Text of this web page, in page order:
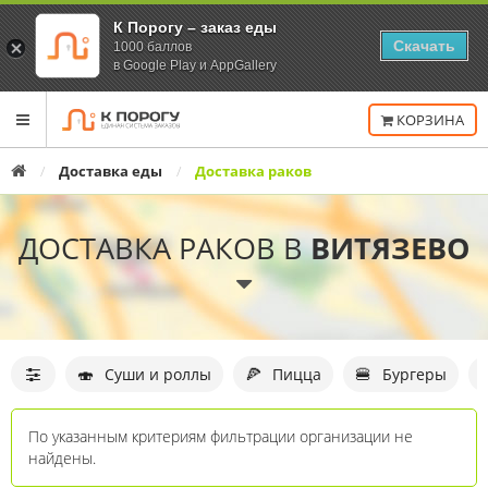
Переключить
КОРЗИНА
ГлавнаяДоставка еды Доставка раков
ДОСТАВКА РАКОВ ВВИТЯЗЕВО
организаций
🍣 Суши и роллы 🍕 Пицца 🍔 Бургеры
Список
По указанным критериям фильтрации организации не
найдены.
К Порогу – заказ еды
1000 баллов
в Google Play и AppGallery
Скачать